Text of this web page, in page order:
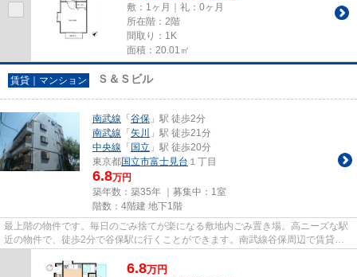
敷：1ヶ月｜礼：0ヶ月
所在階：2階
間取り：1K
面積：20.01㎡
賃貸｜マンション Ｓ＆Ｓビル
南武線 「 谷保 」駅 徒歩2分
南武線 「 矢川
」駅 徒歩21分
中央線 「 国立 」駅 徒歩20分
東京都国立市富士見台 １丁目
6.8万円
築年数：築35年 ｜募集中： 1室
階数：4階建 地下1階
最上階の物件です。毎日のごみ捨てが楽になる敷地内ごみ置き場。高ニーズな駅
近の物件で、徒歩2分で谷保駅に行くことができます。南武線谷保周辺で賃貸情
6.8万円